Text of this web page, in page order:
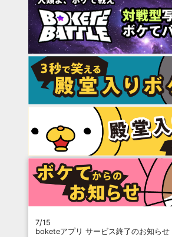
7/15
boketeアプリ サービス終了のお知らせ